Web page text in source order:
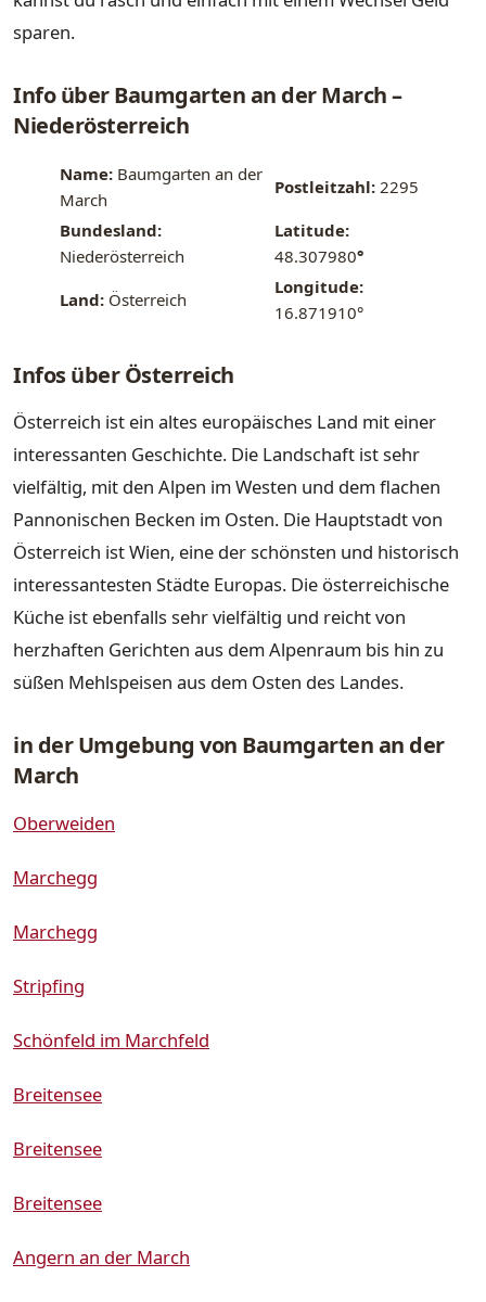
sparen.
Info über Baumgarten an der March –
Niederösterreich
Name: Baumgarten an der
March
Postleitzahl: 2295
Bundesland:
Niederösterreich
Latitude:
48.307980°
Land: Österreich
Longitude:
16.871910°
Infos über Österreich
Österreich ist ein altes europäisches Land mit einer
interessanten Geschichte. Die Landschaft ist sehr
vielfältig, mit den Alpen im Westen und dem flachen
Pannonischen Becken im Osten. Die Hauptstadt von
Österreich ist Wien, eine der schönsten und historisch
interessantesten Städte Europas. Die österreichische
Küche ist ebenfalls sehr vielfältig und reicht von
herzhaften Gerichten aus dem Alpenraum bis hin zu
süßen Mehlspeisen aus dem Osten des Landes.
in der Umgebung von Baumgarten an der
March
Oberweiden
Marchegg
Marchegg
Stripfing
Schönfeld im Marchfeld
Breitensee
Breitensee
Breitensee
Angern an der March